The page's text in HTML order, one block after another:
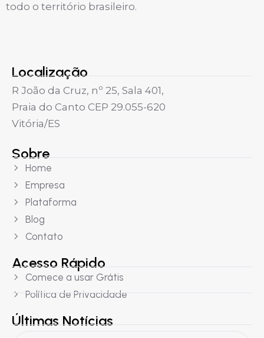
todo o território brasileiro.
Localização
R João da Cruz, nº 25, Sala 401,
Praia do Canto CEP 29.055-620
Vitória/ES
Sobre
Home
Empresa
Plataforma
Blog
Contato
Acesso Rápido
Comece a usar Grátis
Política de Privacidade
Últimas Notícias